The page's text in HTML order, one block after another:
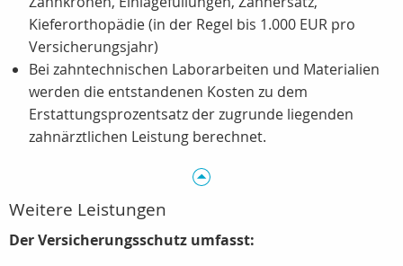
Kieferorthopädie (in der Regel bis 1.000 EUR pro
Versicherungsjahr)
Bei zahntechnischen Laborarbeiten und Materialien
werden die entstandenen Kosten zu dem
Erstattungsprozentsatz der zugrunde liegenden
zahnärztlichen Leistung berechnet.
Weitere Leistungen
Der Versicherungsschutz umfasst: